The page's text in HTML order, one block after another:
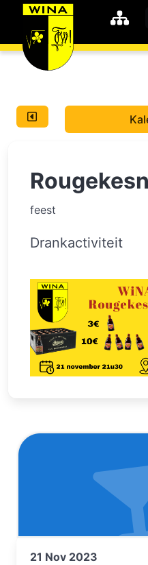
WiNA
Shop
feest
Drankactiviteit
21 Nov 2023